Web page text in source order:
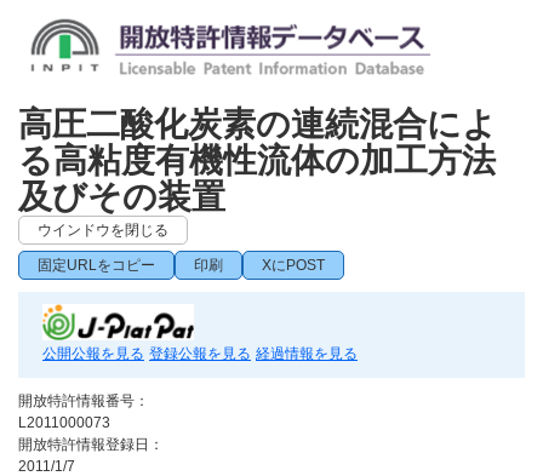
高圧二酸化炭素の連続混合によ
る高粘度有機性流体の加工方法
及びその装置
ウインドウを閉じる
固定URLをコピー 印刷 XにPOST
公開公報を見る 登録公報を見る 経過情報を見る
開放特許情報番号：
L2011000073
開放特許情報登録日：
2011/1/7